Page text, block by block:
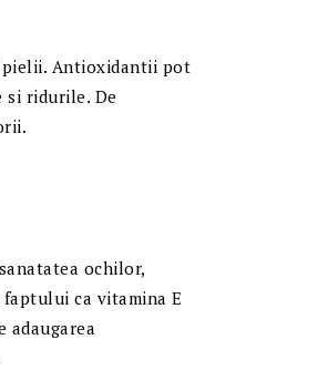
pielii. Antioxidantii pot
si ridurile. De
ochilor,
ca vitamina E
adaugarea